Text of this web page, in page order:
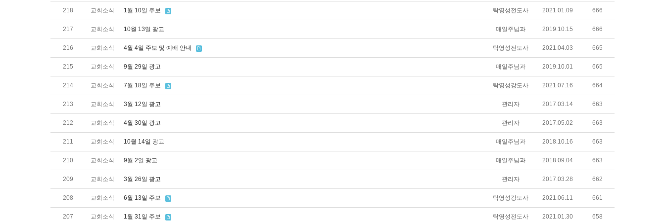
218 교회소식 1월 10일 주보 탁영성전도사 2021.01.09 666
217 교회소식 10월 13일 광고 매일주님과 2019.10.15 666
216 교회소식 4월 4일 주보 및 예배 안내 탁영성전도사 2021.04.03 665
215 교회소식 9월 29일 광고 매일주님과 2019.10.01 665
214 교회소식 7월 18일 주보 탁영성강도사 2021.07.16 664
213 교회소식 3월 12일 광고 관리자 2017.03.14 663
212 교회소식 4월 30일 광고 관리자 2017.05.02 663
211 교회소식 10월 14일 광고 매일주님과 2018.10.16 663
210 교회소식 9월 2일 광고 매일주님과 2018.09.04 663
209 교회소식 3월 26일 광고 관리자 2017.03.28 662
208 교회소식 6월 13일 주보 탁영성강도사 2021.06.11 661
207 교회소식 1월 31일 주보 탁영성전도사 2021.01.30 658